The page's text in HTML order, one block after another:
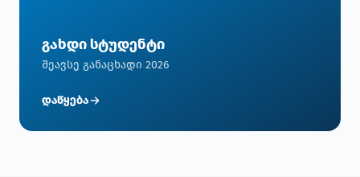
გახდი სტუდენტი
შეავსე განაცხადი 2026
დაწყება